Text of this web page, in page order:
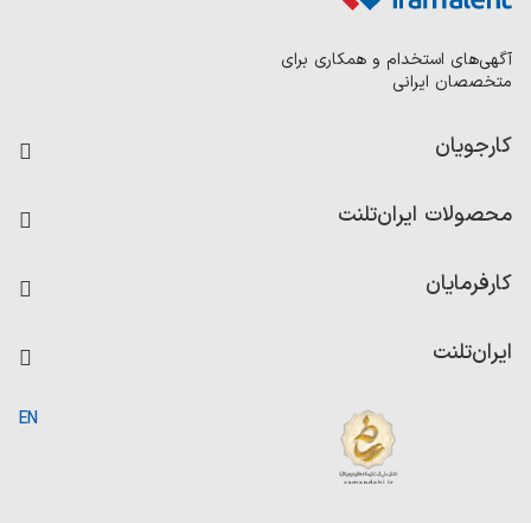
آگهی‌های استخدام و همکاری برای
متخصصان ایرانی
کارجویان
رزومه ساز
امتیاز شرکت‌ها
محصولات ایران‌تلنت
کاردیکس
کارفرمایان
ایران‌تلنت
EN